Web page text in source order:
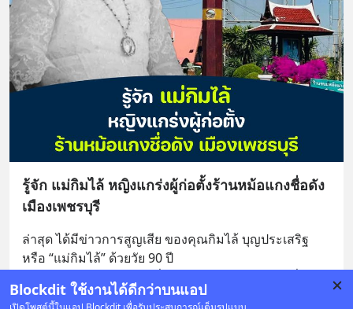
Blockdit ใช้งานได้ดีกว่าบนแอป
รู้จัก แม่กิมไล้ หญิงแกร่งผู้ก่อตั้งร้านหม้อแกงชื่อดัง
เมืองเพชรบุรี
ล่าสุด ได้มีข่าวการสูญเสีย ของคุณกิมไล้ บุญประเสริฐ
หรือ “แม่กิมไล้” ด้วยวัย 90 ปี
ดูเพิ่มเติม